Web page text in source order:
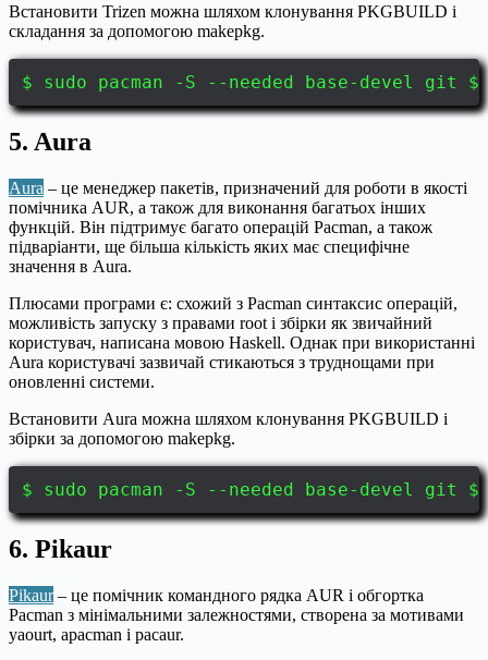
Встановити Trizen можна шляхом клонування PKGBUILD і
складання за допомогою makepkg.
$ sudo pacman -S --needed base-devel
5. Aura
Aura – це менеджер пакетів, призначений для роботи в якості
помічника AUR, а також для виконання багатьох інших
функцій. Він підтримує багато операцій Pacman, а також
підваріанти, ще більша кількість яких має специфічне
значення в Aura.
Плюсами програми є: схожий з Pacman синтаксис операцій,
можливість запуску з правами root і збірки як звичайний
користувач, написана мовою Haskell. Однак при використанні
Aura користувачі зазвичай стикаються з труднощами при
оновленні системи.
Встановити Aura можна шляхом клонування PKGBUILD і
збірки за допомогою makepkg.
$ sudo pacman -S --needed base-devel
6. Pikaur
Pikaur – це помічник командного рядка AUR і обгортка
Pacman з мінімальними залежностями, створена за мотивами
yaourt, apacman і pacaur.